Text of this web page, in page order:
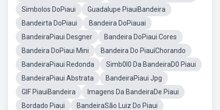
Simbolos DoPiaui
Guadalupe PiauiBandeira
Bandeirta DoPiaui
Bandeira DoPiauai
BandeiraPiaui Desgner
Bandeira DoPiaui Cores
Bandeira DoPiaui Mini
Bandeira Do PiauíChorando
BandeiraPiaui Redonda
Simb0l0 Da BandeiraD0 Piaui
BandeiraPiaui Abstrata
BandeiraPiaui Jpg
GIF PiauiBandeira
Imagens Da BandeiraDe Piaui
Bordado Piaui
BandeiraSão Luiz Do Piaui